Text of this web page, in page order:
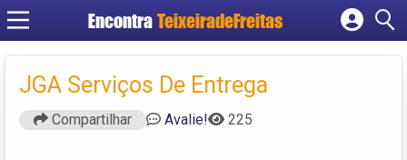
Encontra TeixeiradeFreitas
Cadastrar empresa
Criar conta
JGA Serviços De Entrega
Compartilhar Avalie! 225